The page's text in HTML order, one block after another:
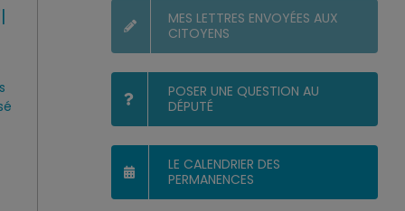
MES LETTRES ENVOYÉES AUX
CITOYENS
POSER UNE QUESTION AU
DÉPUTÉ
LE CALENDRIER DES
PERMANENCES